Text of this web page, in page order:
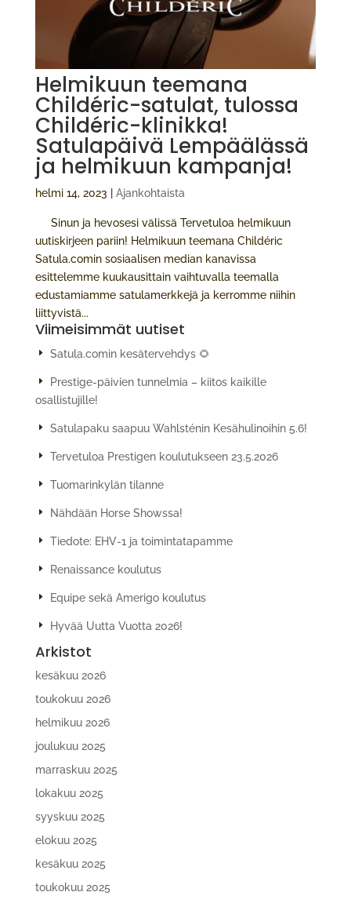
Helmikuun teemana
Childéric-satulat, tulossa
Childéric-klinikka!
Satulapäivä Lempäälässä
ja helmikuun kampanja!
helmi 14, 2023 Ajankohtaista
Sinun ja hevosesi välissä Tervetuloa helmikuun
uutiskirjeen pariin! Helmikuun teemana Childéric
Satula.comin sosiaalisen median kanavissa
esittelemme kuukausittain vaihtuvalla teemalla
edustamiamme satulamerkkejä ja kerromme niihin
liittyvistä...
Viimeisimmät uutiset
Satula.comin kesätervehdys 🌻
Prestige-päivien tunnelmia – kiitos kaikille
osallistujille!
Satulapaku saapuu Wahlsténin Kesähulinoihin 5.6!
Tervetuloa Prestigen koulutukseen 23.5.2026
Tuomarinkylän tilanne
Nähdään Horse Showssa!
Tiedote: EHV-1 ja toimintatapamme
Renaissance koulutus
Equipe sekä Amerigo koulutus
Hyvää Uutta Vuotta 2026!
Arkistot
kesäkuu 2026
toukokuu 2026
helmikuu 2026
joulukuu 2025
marraskuu 2025
lokakuu 2025
syyskuu 2025
elokuu 2025
kesäkuu 2025
toukokuu 2025